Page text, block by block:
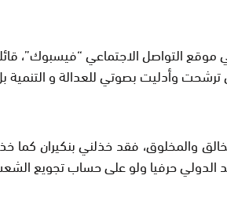
التواصل الاجتماعي “فيسبوك”،
ترشحت وأدليت بصوتي للعدالة و
والمخلوق، فقد خذلني بنكيران
حرفيا ولو على حساب تجويع